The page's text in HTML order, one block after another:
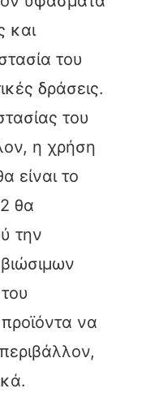
και
του
δράσεις.
του
η χρήση
είναι το
θα
την
να